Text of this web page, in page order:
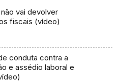
vai devolver
fiscais (vídeo)
conduta contra a
e assédio laboral e